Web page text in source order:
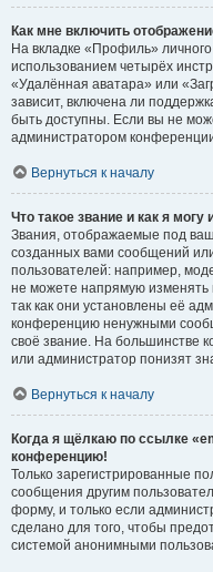
Как мне включить
На вкладке «Профиль»
использованием четырёх
«Удалённая аватара» или
зависит, включена ли
быть доступны. Если вы не
администратором
Вернуться к началу
Что такое звание и как я могу
Звания, отображаемые под
созданных вами сообщений
пользователей: например,
не можете напрямую
так как они установлены её
конференцию ненужными
своё звание. На большинстве
или администратор понизят
Вернуться к началу
Когда я щёлкаю по ссылке
конференцию!
Только зарегистрированные
сообщения другим
форму, и только если
сделано для того, чтобы
системой анонимными